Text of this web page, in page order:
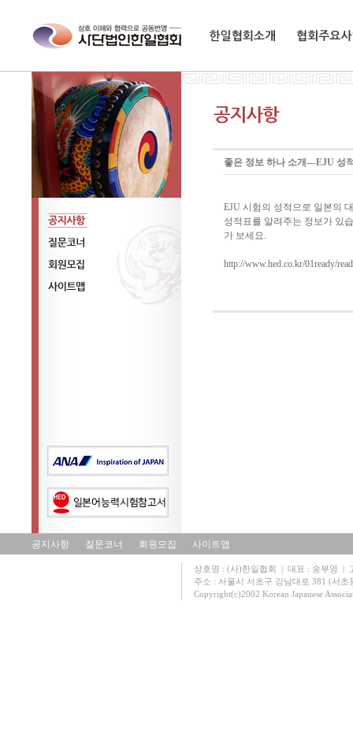
공지사항
질문코너
회원모집
좋은 정보 하나 소개---EJU 성
EJU 시험의 성적으로 일본의
성적표를 알려주는 정보가 있
가 보세요.
http://www.hed.co.kr/01ready/
공지사항 질문코너 회원모집 사이트맵
상호명 : (사)한일협회 | 대표 : 송부영 |
주소 : 서울시 서초구 강남대로 381 (서
Copyright(c)2002 Korean Japanese